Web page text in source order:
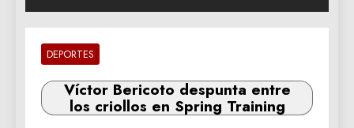
DEPORTES
Víctor Bericoto despunta entre
los criollos en Spring Training